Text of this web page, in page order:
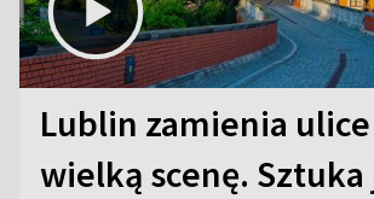
Lublin zamienia
wielką scenę.